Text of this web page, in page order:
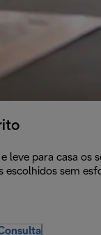
leve para casa
escolhidos sem